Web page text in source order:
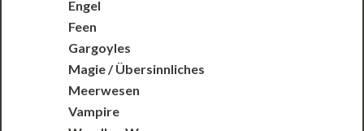
Engel
Feen
Gargoyles
Magie / Übersinnliches
Meerwesen
Vampire